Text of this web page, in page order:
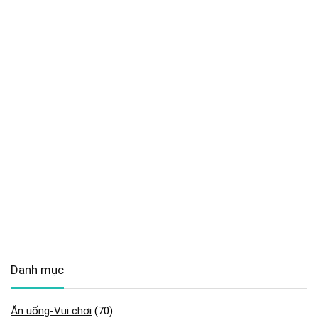
Danh mục
Ăn uống-Vui chơi (70)